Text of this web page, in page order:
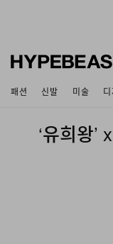
패션 신발 미술
‘유희왕’